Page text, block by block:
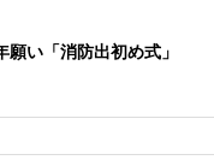
願い「消防出初め式」